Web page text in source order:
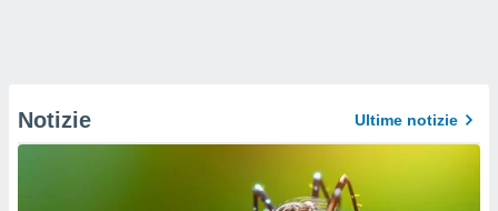
Notizie Ultime notizie